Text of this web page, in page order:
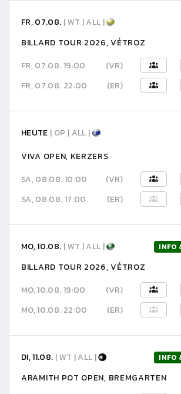
FR, 07.08. | WT | ALL |
BILLARD TOUR 2026, VÉTROZ
FR, 07.08. 19:00
(VR)
FR, 07.08. 22:00
(ER)
HEUTE | OP | ALL |
VIVA OPEN, KERZERS
SA, 08.08. 10:00
(VR)
SA, 08.08. 17:00
(ER)
MO, 10.08. | WT | ALL | INFO
BILLARD TOUR 2026, VÉTROZ
MO, 10.08. 19:00
(VR)
MO, 10.08. 22:00
(ER)
DI, 11.08. | WT | ALL | INFO
ARAMITH POT OPEN, BREMGARTEN